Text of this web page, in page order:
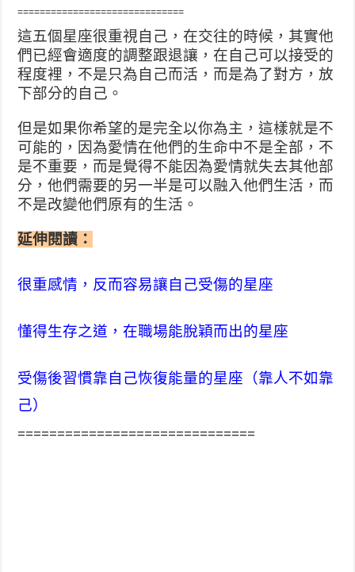
==============================
這五個星座很重視自己，在交往的時候，其實他
們已經會適度的調整跟退讓，在自己可以接受的
程度裡，不是只為自己而活，而是為了對方，放
下部分的自己。
但是如果你希望的是完全以你為主，這樣就是不
可能的，因為愛情在他們的生命中不是全部，不
是不重要，而是覺得不能因為愛情就失去其他部
分，他們需要的另一半是可以融入他們生活，而
不是改變他們原有的生活。
延伸閱讀：
很重感情，反而容易讓自己受傷的星座
懂得生存之道，在職場能脫穎而出的星座
受傷後習慣靠自己恢復能量的星座（靠人不如靠
己）
==============================